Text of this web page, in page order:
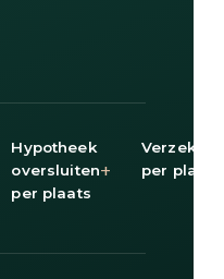
Hypotheek
oversluiten
per plaats
+
per plaats